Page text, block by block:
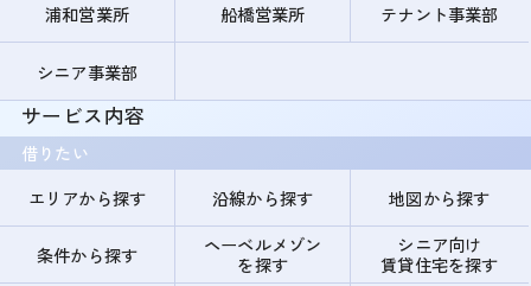
浦和営業所 船橋営業所 テナント事業部
シニア事業部
サービス内容
借りたい
エリアから探す
沿線から探す 地図から探す
条件から探す
ヘーベルメゾン
を探す
シニア向け
賃貸住宅を探す